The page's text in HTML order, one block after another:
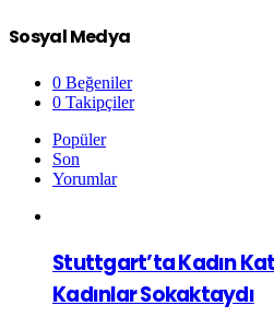
Sosyal Medya
0 Beğeniler
0 Takipçiler
Popüler
Son
Yorumlar
Stuttgart’ta Kadın
Kadınlar Sokaktaydı